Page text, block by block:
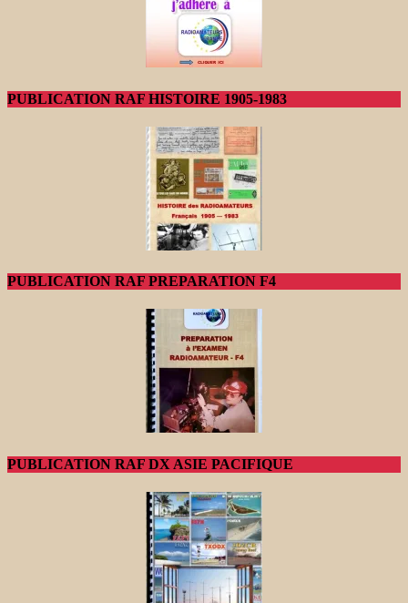
PUBLICATION RAF HISTOIRE 1905-1983
PUBLICATION RAF PREPARATION F4
PUBLICATION RAF DX ASIE PACIFIQUE